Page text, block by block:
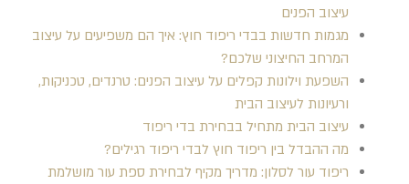
עיצוב הפנים
מגמות חדשות בבדי ריפוד חוץ: איך הם משפיעים על עיצוב
המרחב החיצוני שלכם?
השפעת וילונות קפלים על עיצוב הפנים: טרנדים, טכניקות,
ורעיונות לעיצוב הבית
עיצוב הבית מתחיל בבחירת בדי ריפוד
מה ההבדל בין ריפוד חוץ לבדי ריפוד רגילים?
ריפוד עור לסלון: מדריך מקיף לבחירת ספת עור מושלמת